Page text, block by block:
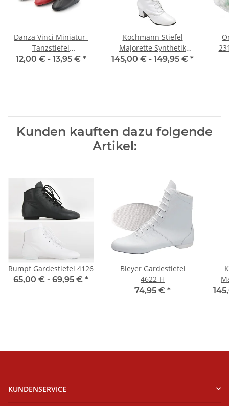
Danza Vinci Miniatur-
Tanzstiefel
Schlüsselanhänger
12,00 € - 13,95 € *
Kochmann Stiefel
Majorette Synthetik
(Modell 04)
145,00 € - 149,95 € *
Kunden kauften dazu folgende
Artikel:
Rumpf Gardestiefel 4126
65,00 € - 69,95 € *
Bleyer Gardestiefel
4622-H
74,95 € *
KUNDENSERVICE